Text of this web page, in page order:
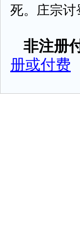
死。庄宗
非注册
册或付费